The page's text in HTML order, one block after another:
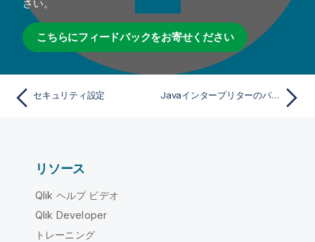
さい。
こちらにフィードバックをお寄せください
セキュリティ設定 Javaインタープリターのパス(Talend)
リソース
Qlik ヘルプ ビデオ
Qlik Developer
トレーニング